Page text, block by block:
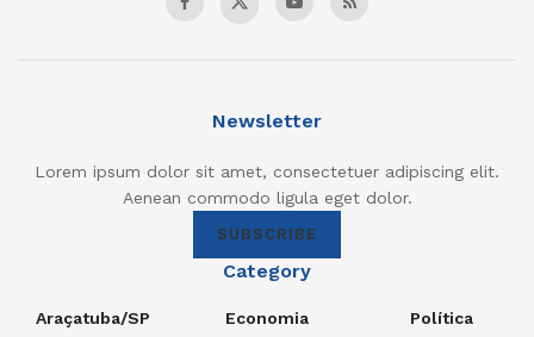
Newsletter
Lorem ipsum dolor sit amet, consectetuer adipiscing elit.
Aenean commodo ligula eget dolor.
SUBSCRIBE
Category
Araçatuba/SP
Economia
Política